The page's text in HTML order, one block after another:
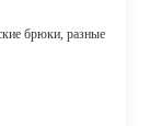
брюки, разные